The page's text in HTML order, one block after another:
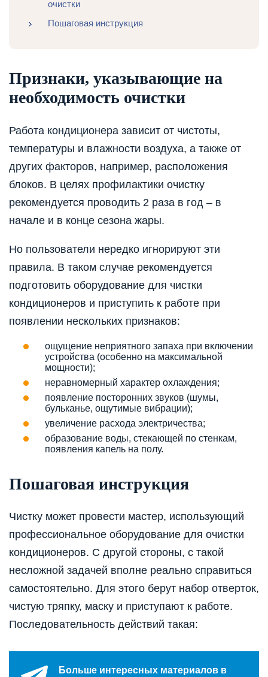
очистки
Пошаговая инструкция
Признаки, указывающие на
необходимость очистки
Работа кондиционера зависит от чистоты,
температуры и влажности воздуха, а также от
других факторов, например, расположения
блоков. В целях профилактики очистку
рекомендуется проводить 2 раза в год – в
начале и в конце сезона жары.
Но пользователи нередко игнорируют эти
правила. В таком случае рекомендуется
подготовить оборудование для чистки
кондиционеров и приступить к работе при
появлении нескольких признаков:
ощущение неприятного запаха при включении
устройства (особенно на максимальной
мощности);
неравномерный характер охлаждения;
появление посторонних звуков (шумы,
бульканье, ощутимые вибрации);
увеличение расхода электричества;
образование воды, стекающей по стенкам,
появления капель на полу.
Пошаговая инструкция
Чистку может провести мастер, использующий
профессиональное оборудование для очистки
кондиционеров. С другой стороны, с такой
несложной задачей вполне реально справиться
самостоятельно. Для этого берут набор отверток,
чистую тряпку, маску и приступают к работе.
Последовательность действий такая:
Больше интересных материалов в